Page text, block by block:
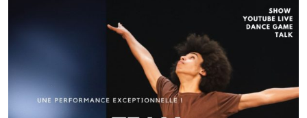
Albane n’est pas à ses débuts. Nous avons pu la voir dans
les clips de Nassi, « La vie est belle » et « Rêves de Gamin »,
tous deux chorégraphiés par Sabrina Lonis.
Pour rencontrer Sabrina, inscrivez vous sur ses stages, en